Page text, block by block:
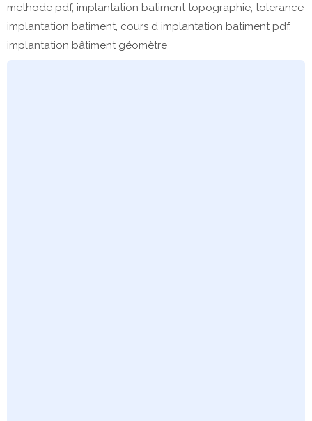
methode pdf, implantation batiment topographie, tolerance
implantation batiment, cours d implantation batiment pdf,
implantation bâtiment géomètre